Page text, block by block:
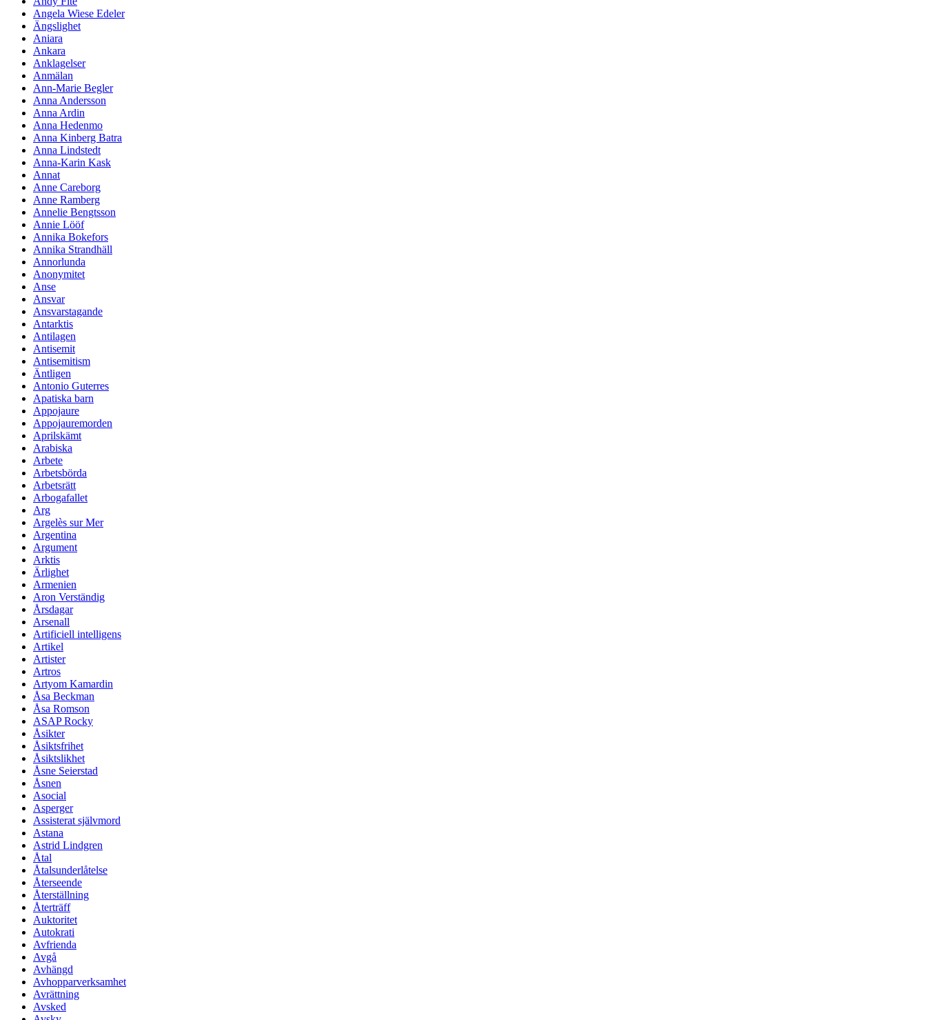
Angela Wiese Edeler
Ängslighet
Aniara
Ankara
Anklagelser
Anmälan
Ann-Marie Begler
Anna Andersson
Anna Ardin
Anna Hedenmo
Anna Kinberg Batra
Anna Lindstedt
Anna-Karin Kask
Annat
Anne Careborg
Anne Ramberg
Annelie Bengtsson
Annie Lööf
Annika Bokefors
Annika Strandhäll
Annorlunda
Anonymitet
Anse
Ansvar
Ansvarstagande
Antarktis
Antilagen
Antisemit
Antisemitism
Äntligen
Antonio Guterres
Apatiska barn
Appojaure
Appojauremorden
Aprilskämt
Arabiska
Arbete
Arbetsbörda
Arbetsrätt
Arbogafallet
Arg
Argelès sur Mer
Argentina
Argument
Arktis
Ärlighet
Armenien
Aron Verständig
Årsdagar
Arsenall
Artificiell intelligens
Artikel
Artister
Artros
Artyom Kamardin
Åsa Beckman
Åsa Romson
ASAP Rocky
Åsikter
Åsiktsfrihet
Åsiktslikhet
Åsne Seierstad
Åsnen
Asocial
Asperger
Assisterat självmord
Astana
Astrid Lindgren
Åtal
Åtalsunderlåtelse
Återseende
Återställning
Återträff
Auktoritet
Autokrati
Avfrienda
Avgå
Avhängd
Avhopparverksamhet
Avrättning
Avsked